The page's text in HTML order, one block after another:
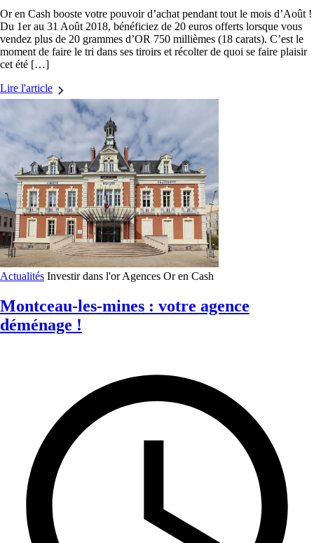
Or en Cash booste votre pouvoir d’achat pendant tout le mois d’Août !
Du 1er au 31 Août 2018, bénéficiez de 20 euros offerts lorsque vous
vendez plus de 20 grammes d’OR 750 millièmes (18 carats). C’est le
moment de faire le tri dans ses tiroirs et récolter de quoi se faire plaisir
cet été […]
Lire l'article
Actualités Investir dans l'or Agences Or en Cash
Montceau-les-mines : votre agence
déménage !